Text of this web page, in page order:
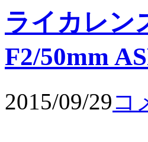
ライカレ
F2/50mm
2015/09/29コ